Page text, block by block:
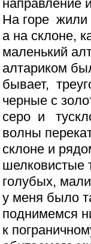
направление
На горе жили
а на склоне,
маленький
алтариком
бывает,
черные с
серо и
волны
склоне и
шелковистые
голубых,
у меня было
поднимемся
к